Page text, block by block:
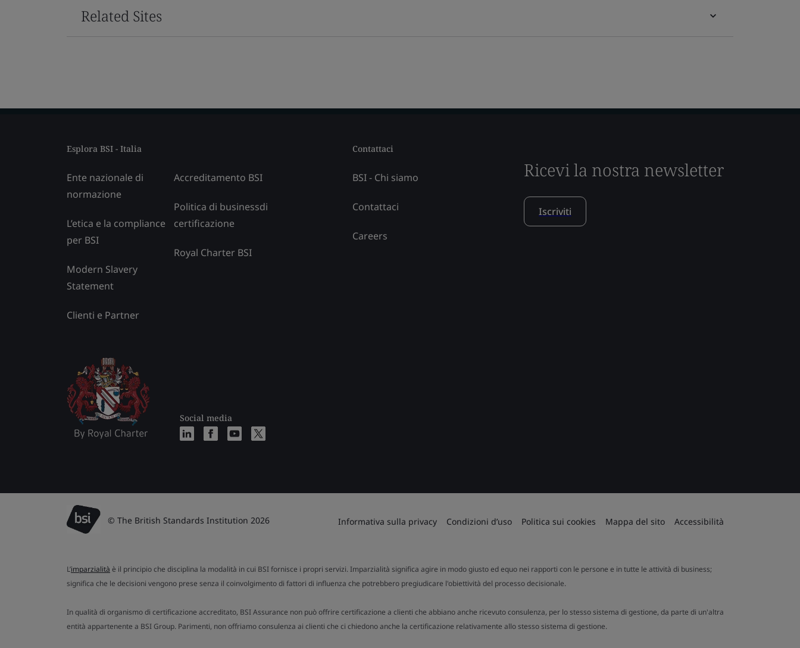
Related Sites
Esplora BSI - Italia
Ente nazionale di
normazione
L’etica e la compliance
per BSI
Modern Slavery
Statement
Clienti e Partner
Accreditamento BSI
Politica di businessdi
certificazione
Royal Charter BSI
Social media
Contattaci
BSI - Chi siamo
Contattaci
Careers
Ricevi la nostra newsletter
Iscriviti
© The British Standards Institution 2026 Informativa sulla privacy Condizioni d’uso Politica sui cookies Mappa del sito Accessibilità
L’imparzialità è il principio che disciplina la modalità in cui BSI fornisce i propri servizi. Imparzialità significa agire in modo giusto ed equo nei rapporti con le persone e in tutte le attività di business;
significa che le decisioni vengono prese senza il coinvolgimento di fattori di influenza che potrebbero pregiudicare l'obiettività del processo decisionale.
In qualità di organismo di certificazione accreditato, BSI Assurance non può offrire certificazione a clienti che abbiano anche ricevuto consulenza, per lo stesso sistema di gestione, da parte di un'altra
entità appartenente a BSI Group. Parimenti, non offriamo consulenza ai clienti che ci chiedono anche la certificazione relativamente allo stesso sistema di gestione.